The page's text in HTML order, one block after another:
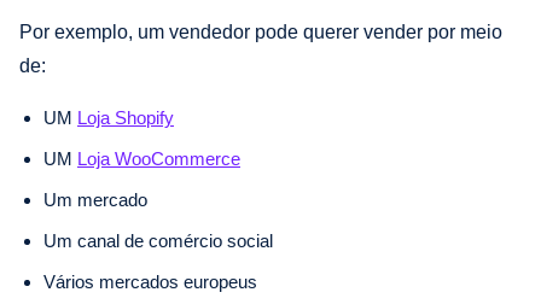
Por exemplo, um vendedor pode querer vender por meio
de:
UM Loja Shopify
UM Loja WooCommerce
Um mercado
Um canal de comércio social
Vários mercados europeus